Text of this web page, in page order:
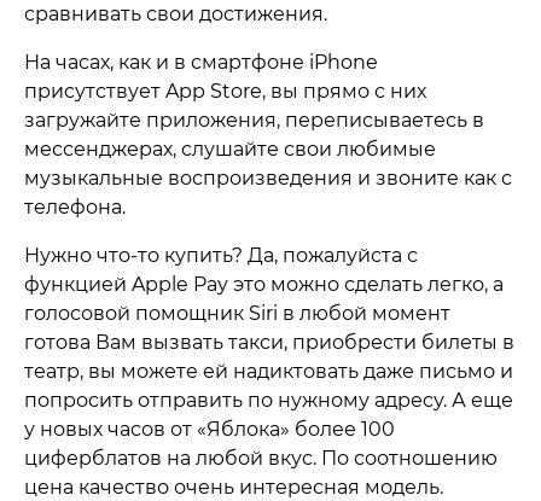
сравнивать свои достижения.
На часах, как и в смартфоне iPhone
присутствует App Store, вы прямо с них
загружайте приложения, переписываетесь в
мессенджерах, слушайте свои любимые
музыкальные воспроизведения и звоните как с
телефона.
Нужно что-то купить? Да, пожалуйста с
функцией Apple Pay это можно сделать легко, а
голосовой помощник Siri в любой момент
готова Вам вызвать такси, приобрести билеты в
театр, вы можете ей надиктовать даже письмо и
попросить отправить по нужному адресу. А еще
у новых часов от «Яблока» более 100
циферблатов на любой вкус. По соотношению
цена качество очень интересная модель.